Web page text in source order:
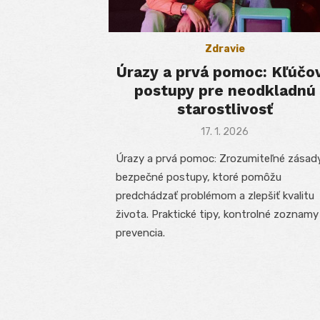
Zdravie
Úrazy a prvá pomoc:
postupy pre neodkladnú
starostlivosť
Posted
17. 1. 2026
Úrazy a prvá pomoc: Zrozumiteľné
bezpečné postupy, ktoré pomôžu
predchádzať problémom a zlepšiť kvalitu
života. Praktické tipy, kontrolné zoznamy
prevencia.